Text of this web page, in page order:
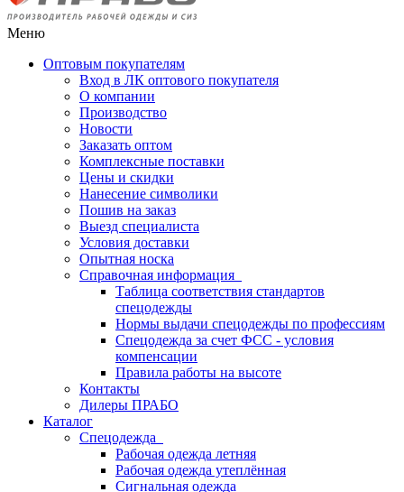
Меню
Оптовым покупателям
Вход в ЛК оптового покупателя
О компании
Производство
Новости
Заказать оптом
Комплексные поставки
Цены и скидки
Нанесение символики
Пошив на заказ
Выезд специалиста
Условия доставки
Опытная носка
Справочная информация
Таблица соответствия стандартов
спецодежды
Нормы выдачи спецодежды по профессиям
Спецодежда за счет ФСС - условия
компенсации
Правила работы на высоте
Контакты
Дилеры ПРАБО
Каталог
Спецодежда
Рабочая одежда летняя
Рабочая одежда утеплённая
Сигнальная одежда